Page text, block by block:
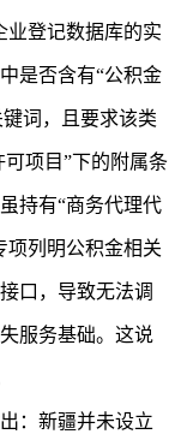
业登记数据库的实
是否含有“公积金
词，且要求该类
项目”下的附属条
持有“商务代理代
项列明公积金相关
口，导致无法调
服务基础。这说
：新疆并未设立